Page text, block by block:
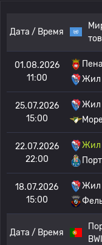
Дата / Время
01.08.2026
11:00
Жил
25.07.2026
15:00
Жил
22.07.2026
22:00
Жил
18.07.2026
15:00
Жил
Дата / Время